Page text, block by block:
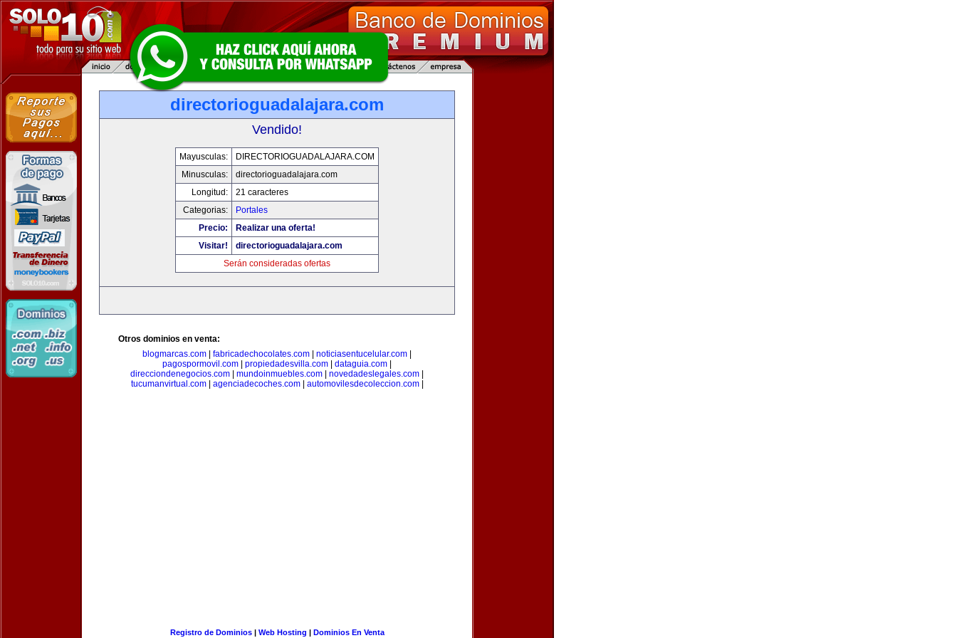
directorioguadalajara.com
Vendido!
Mayusculas:
DIRECTORIOGUADALAJARA.COM
Minusculas:
directorioguadalajara.com
Longitud:
21 caracteres
Categorias:
Portales
Precio:
Realizar una oferta!
Visitar!
directorioguadalajara.com
Serán consideradas ofertas
Otros dominios en venta:
blogmarcas.com
fabricadechocolates.com noticiasentucelular.com
pagospormovil.com
propiedadesvilla.com dataguia.com
direcciondenegocios.com
mundoinmuebles.com novedadeslegales.com
tucumanvirtual.com| agenciadecoches.com| automovilesdecoleccion.com|
Registro de Dominios| Web Hosting | Dominios En Venta